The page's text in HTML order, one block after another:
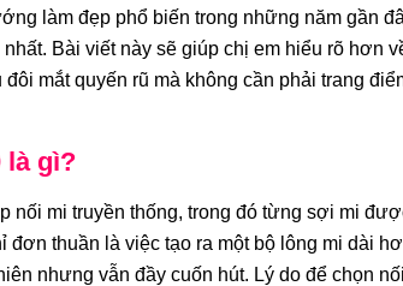
làm đẹp phổ biến trong những năm gần
Bài viết này sẽ giúp chị em hiểu rõ hơn
mắt quyến rũ mà không cần phải trang
là gì?
nối mi truyền thống, trong đó từng sợi mi
đơn thuần là việc tạo ra một bộ lông mi dài
nhưng vẫn đầy cuốn hút. Lý do để chọn